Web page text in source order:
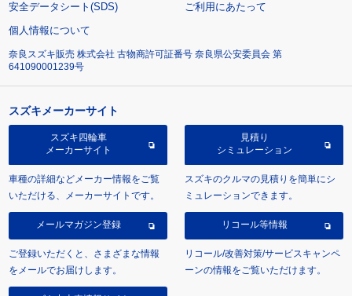
安全データシート(SDS)
ご利用にあたって
個人情報について
奈良スズキ販売 株式会社 古物商許可証番号 奈良県公安委員会 第
641090001239号
スズキメーカーサイト
スズキ四輪車
メーカーサイト
車種の詳細などメーカー情報をご覧
いただける、メーカーサイトです。
見積り
シミュレーション
スズキのクルマの見積りを簡単にシ
ミュレーションできます。
メールマガジン登録
ご登録いただくと、さまざまな情報
をメールでお届けします。
リコール等情報
リコール/改善対策/サービスキャンペ
ーンの情報をご覧いただけます。